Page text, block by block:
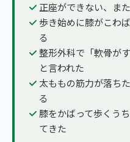
正座ができない、ま
歩き始めに膝がこわ
る
整形外科で「軟骨が
と言われた
太ももの筋力が落ち
る
膝をかばって歩くう
てきた